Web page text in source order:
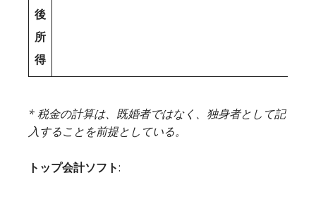
後
所
得
* 税金の計算は、既婚者ではなく、独身者として記
入することを前提としている。
トップ会計ソフト: